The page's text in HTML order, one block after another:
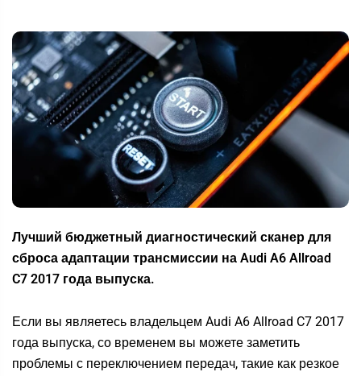
Лучший бюджетный диагностический сканер для
сброса адаптации трансмиссии на Audi A6 Allroad
C7 2017 года выпуска.
Если вы являетесь владельцем Audi A6 Allroad C7 2017
года выпуска, со временем вы можете заметить
проблемы с переключением передач, такие как резкое